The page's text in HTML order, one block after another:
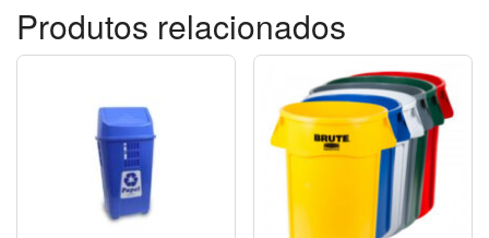
Produtos relacionados